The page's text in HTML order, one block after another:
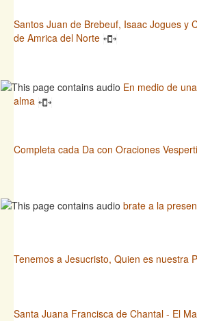
Santos Juan de Brebeuf, Isaac Jogues y
de Amrica del Norte
En medio de
alma
Completa cada Da con Oraciones
brate a la
Tenemos a Jesucristo, Quien es nuestra
Santa Juana Francisca de Chantal - El